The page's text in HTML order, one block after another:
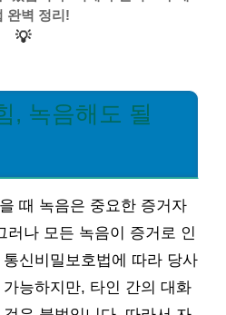
완벽 정리!
💡
, 녹음해도 될
때 녹음은 중요한 증거자
러나 모든 녹음이 증거로 인
신비밀보호법에 따라 당사
능하지만, 타인 간의 대화